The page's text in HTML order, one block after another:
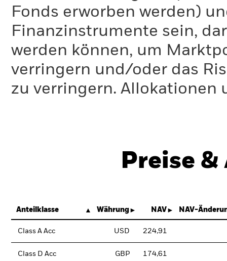
Fonds erworben werden)
Finanzinstrumente sein,
werden können, um
verringern und/oder das
zu verringern. Allokationen
Preise
Anteilklasse Währung NAV NAV-
Class A Acc USD 224,91
Class D Acc GBP 174,61